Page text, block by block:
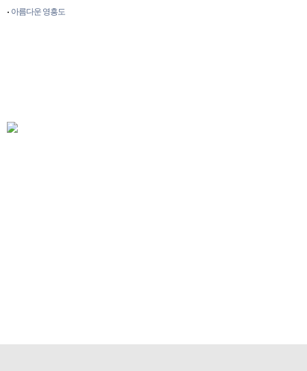
아름다운 영흥도